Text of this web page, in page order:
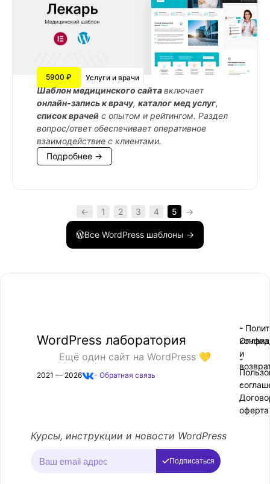
5900 ₽ Услуги и врачи
Шаблон медицинского сайтавключает
онлайн-запись к врачу, каталог мед услуг,
список врачей с опытом и рейтингом. Раздел
вопрос/ответ обеспечивает оперативное
взаимодействие с клиентами.
Подробнее →
← 1 2 3 4 5 →
Все WordPress шаблоны →
WordPress лаборатория
Ещё один сайт на WordPress 💛
2021 — 2026 - Обратная связь
-
-
-
Оплата
и
-
оферта
Курсы, инструкции и новости WordPress
Подписаться